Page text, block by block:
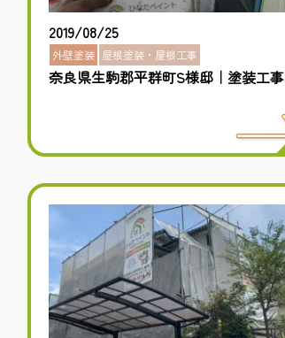
2019/08/25
外壁塗装 屋根塗装・屋根工事
奈良県生駒郡平群町S様邸｜塗装工事